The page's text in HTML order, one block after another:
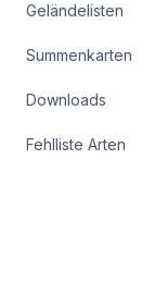
Geländelisten
Summenkarten
Downloads
Fehlliste Arten